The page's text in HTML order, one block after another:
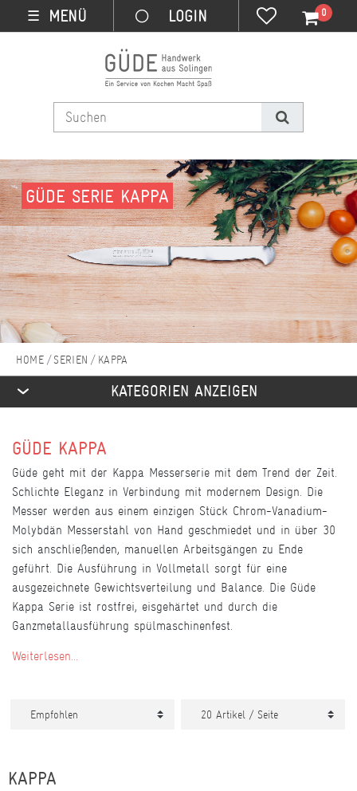
☰ MENÜ 0
GÜDE SERIE KAPPA
SERIEN KAPPA
KATEGORIEN ANZEIGEN
GÜDE KAPPA
Güde geht mit der Kappa Messerserie mit dem Trend der Zeit.
Schlichte Eleganz in Verbindung mit modernem Design. Die
Messer werden aus einem einzigen Stück Chrom-Vanadium-
Molybdän Messerstahl von Hand geschmiedet und in über 30
sich anschließenden, manuellen Arbeitsgängen zu Ende
geführt. Die Ausführung in Vollmetall sorgt für eine
ausgezeichnete Gewichtsverteilung und Balance. Die Güde
Kappa Serie ist rostfrei, eisgehärtet und durch die
Ganzmetallausführung spülmaschinenfest.
Weiterlesen...
KAPPA